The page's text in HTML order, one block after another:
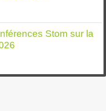
Stom sur la